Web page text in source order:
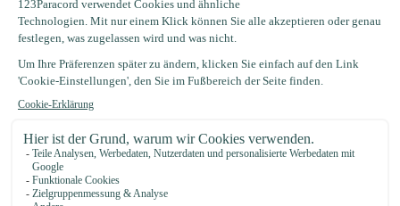
123Paracord
let's go knots!
Oosterwerf 4
+31 (0)75 2040 399